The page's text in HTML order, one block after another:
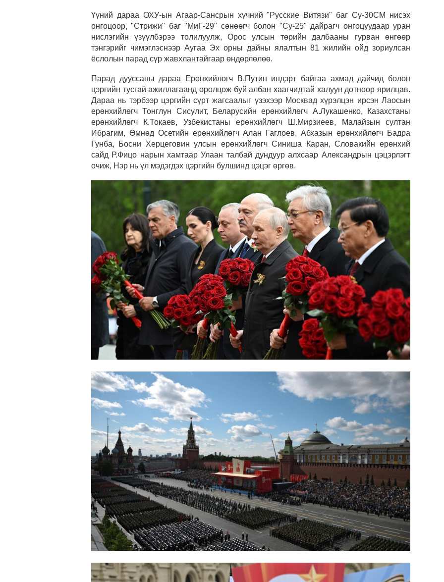
Үүний дараа ОХУ-ын Агаар-Сансрын хүчний "Русские Витязи" баг Су-30СМ нисэх
онгоцоор, "Стрижи" баг "МиГ-29" сөнөөгч болон "Су-25" дайрагч онгоцуудаар уран
нислэгийн үзүүлбэрээ толилуулж, Орос улсын төрийн далбааны гурван өнгөөр
тэнгэрийг чимэглэснээр Аугаа Эх орны дайны ялалтын 81 жилийн ойд зориулсан
ёслолын парад сүр жавхлантайгаар өндөрлөлөө.
Парад дууссаны дараа Ерөнхийлөгч В.Путин индэрт байгаа ахмад дайчид болон
цэргийн тусгай ажиллагаанд оролцож буй албан хаагчидтай халуун дотноор ярилцав.
Дараа нь тэрбээр цэргийн сүрт жагсаалыг үзэхээр Москвад хүрэлцэн ирсэн Лаосын
ерөнхийлөгч Тонглун Сисулит, Беларусийн ерөнхийлөгч А.Лукашенко, Казахстаны
ерөнхийлөгч К.Токаев, Узбекистаны ерөнхийлөгч Ш.Мирзиеев, Малайзын султан
Ибрагим, Өмнөд Осетийн ерөнхийлөгч Алан Гаглоев, Абхазын ерөнхийлөгч Бадра
Гунба, Босни Херцеговин улсын ерөнхийлөгч Синиша Каран, Словакийн ерөнхий
сайд Р.Фицо нарын хамтаар Улаан талбай дундуур алхсаар Александрын цэцэрлэгт
очиж, Нэр нь үл мэдэгдэх цэргийн булшинд цэцэг өргөв.